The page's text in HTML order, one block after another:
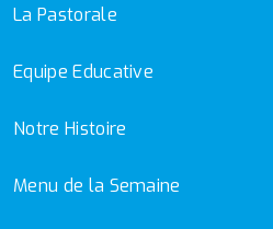
La Pastorale
Equipe Educative
Notre Histoire
Menu de la Semaine